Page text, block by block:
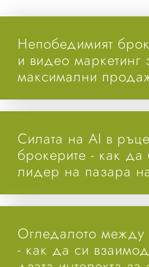
Непобедимият
и видео маркетинг
максимални
Силата на AI в
брокерите - как
лидер на пазара
Огледалото между
- как да си